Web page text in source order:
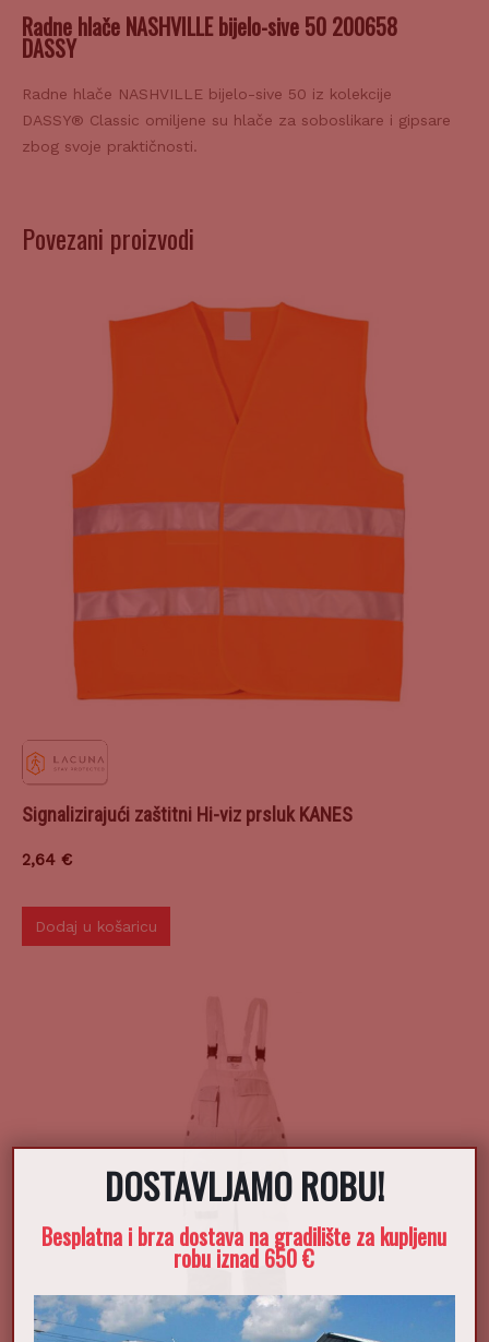
Radne hlače NASHVILLE bijelo-sive 50 200658
DASSY
Radne hlače NASHVILLE bijelo-sive 50 iz kolekcije
DASSY® Classic omiljene su hlače za soboslikare i gipsare
zbog svoje praktičnosti.
Povezani proizvodi
Signalizirajući zaštitni Hi-viz prsluk KANES
2,64 €
Dodaj u košaricu
DOSTAVLJAMO ROBU!
Besplatna i brza dostava na gradilište za kupljenu
robu iznad 650 €